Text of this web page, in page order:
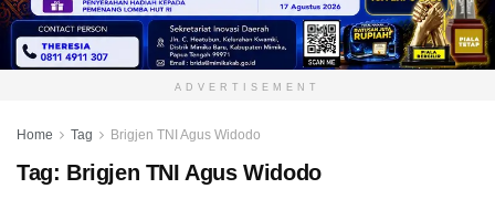
ADVERTISEMENT
Home Tag Brigjen TNI Agus Widodo
Tag: Brigjen TNI Agus Widodo